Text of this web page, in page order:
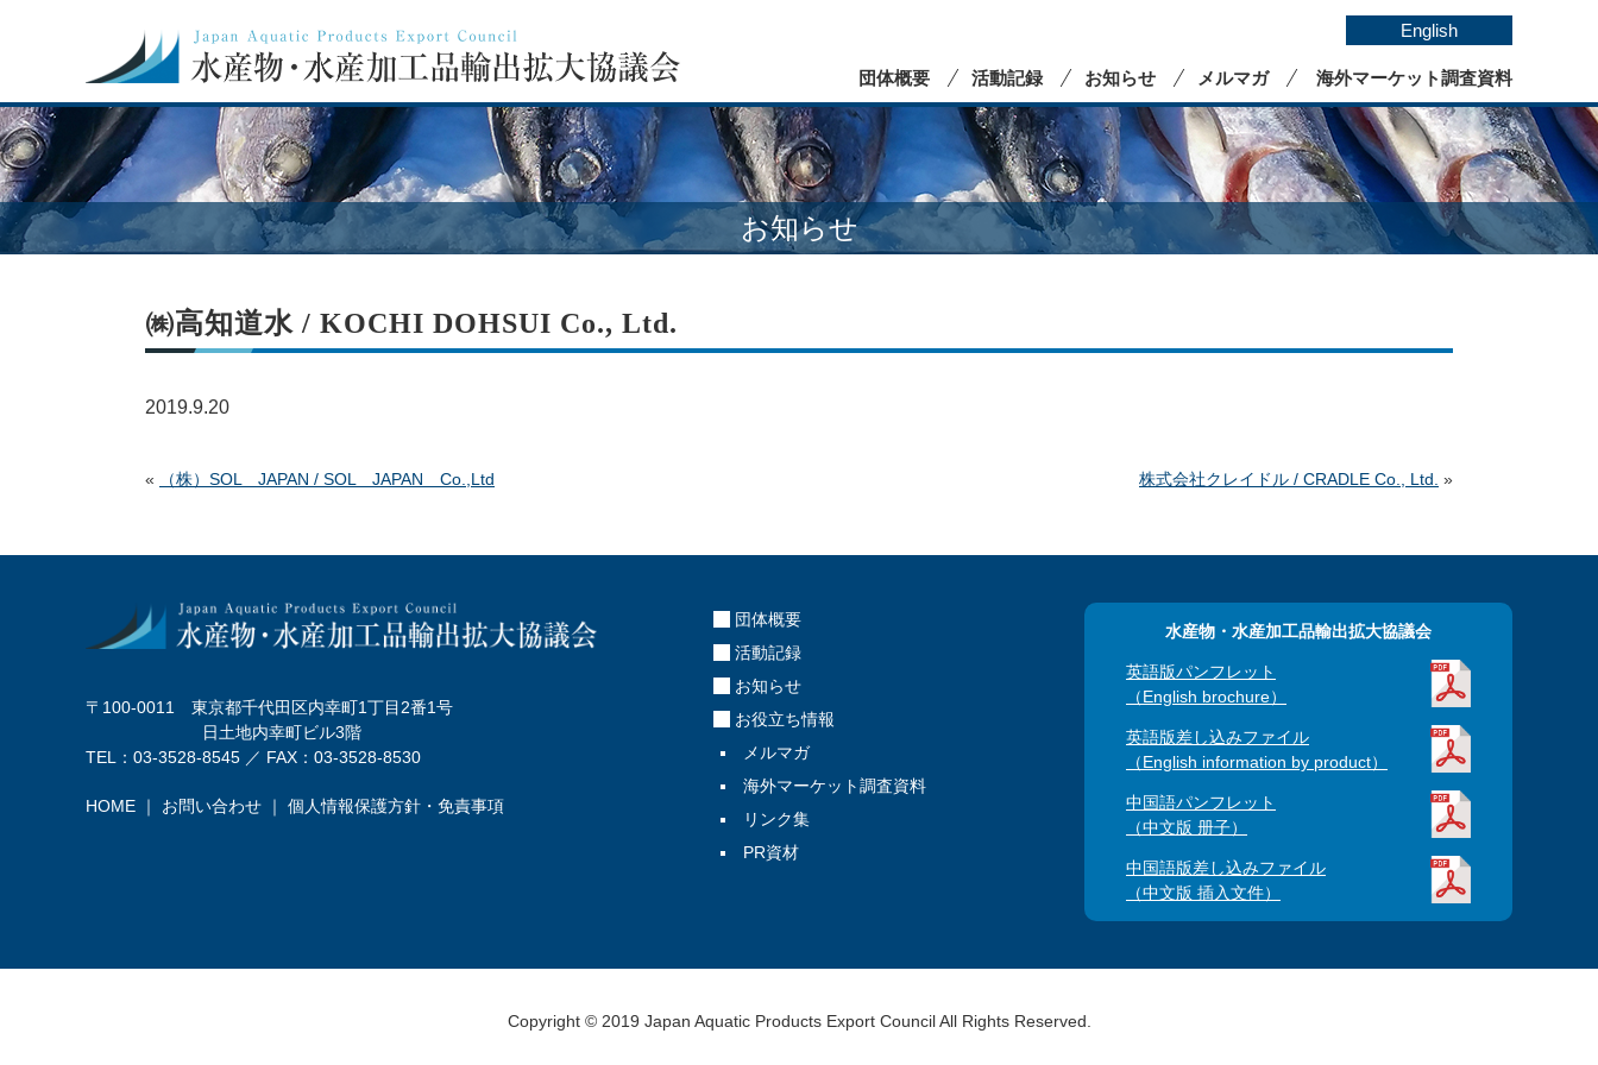
団体概要 活動記録 お知らせ メルマガ 海外マーケット調査資料
English
お知らせ
㈱高知道水 / KOCHI DOHSUI Co., Ltd.
2019.9.20
« （株）SOL JAPAN / SOL JAPAN Co.,Ltd 株式会社クレイドル / CRADLE Co., Ltd. »
〒100-0011 東京都千代田区内幸町1丁目2番1号
日土地内幸町ビル3階
TEL：03-3528-8545 ／ FAX：03-3528-8530
HOME ｜ お問い合わせ ｜ 個人情報保護方針・免責事項
団体概要
活動記録
お知らせ
お役立ち情報
メルマガ
海外マーケット調査資料
リンク集
PR資材
水産物・水産加工品輸出拡大協議会
英語版パンフレット
（English brochure）
英語版差し込みファイル
（English information by product）
中国語パンフレット
（中文版 册子）
中国語版差し込みファイル
（中文版 插入文件）
Copyright © 2019 Japan Aquatic Products Export Council All Rights Reserved.